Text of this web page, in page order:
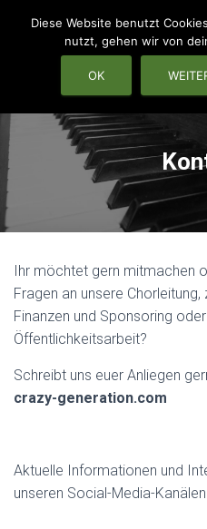
Ihr möchtet gern mitmachen
Fragen an unsere
Finanzen und Sponsoring
Öffentlichkeitsarbeit?
Schreibt uns euer Anliegen
crazy-generation.com
Aktuelle Informationen und
unseren Social-Media-Kanälen
Diese Website benutzt
nutzt, gehen wir von
OK